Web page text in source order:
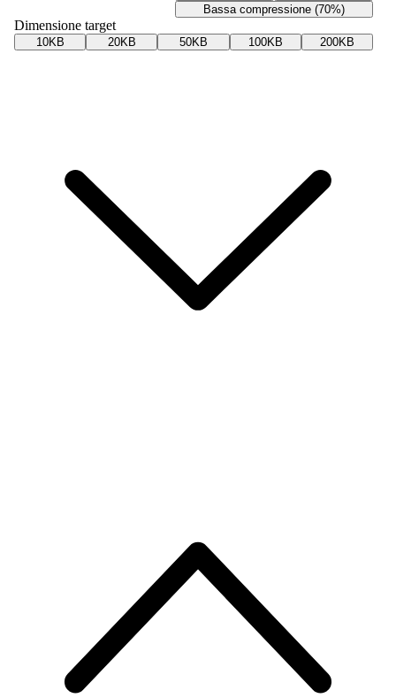
Bassa compressione (70%)
Dimensione target
10KB 20KB 50KB 100KB 200KB